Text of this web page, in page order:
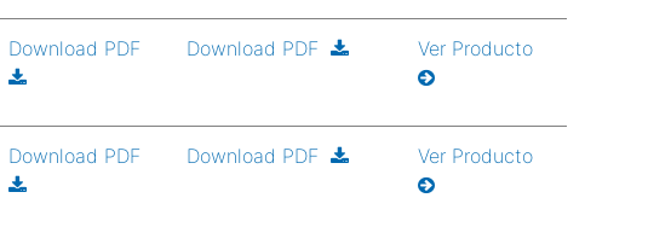
Download PDF Download PDF Ver Producto
Download PDF Download PDF Ver Producto